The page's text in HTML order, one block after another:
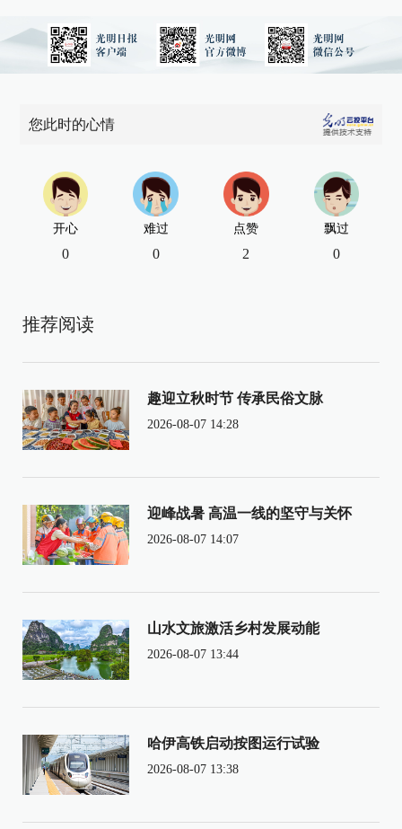
您此时的心情
开心
0
难过
0
点赞
2
飘过
0
推荐阅读
趣迎立秋时节 传承民俗文脉
2026-08-07 14:28
迎峰战暑 高温一线的坚守与关怀
2026-08-07 14:07
山水文旅激活乡村发展动能
2026-08-07 13:44
哈伊高铁启动按图运行试验
2026-08-07 13:38